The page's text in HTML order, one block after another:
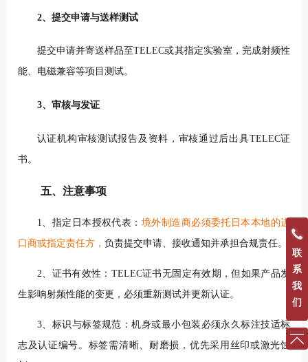
2、提交申请与送样测试
提交申请并寄送样品至TELEC或其指定实验室，完成射频性
能、电磁兼容等项目测试。
3、审核与发证
认证机构审核测试报告及资料，审核通过后出具TELEC证
书。
五、注意事项
1、指定日本授权代表： 境外制造商必须委托日本本地的进
口商或指定责任方， 负责提交申请、接收通知并承担合规责任。
2、证书有效性：TELEC证书无固定有效期，但如果产品发
生影响射频性能的变更，必须重新测试并更新认证。
3、标识与标签规范：机身或最小包装必须永久标注技适标
志及认证编号。标签需清晰、耐磨损，优先采用丝印或激光蚀
联
系
我
们